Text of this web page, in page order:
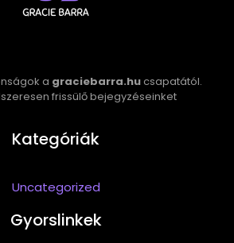
a graciebarra.hucsapatától.
frissülő bejegyzéseinket
Kategóriák
Uncategorized
Gyorslinkek